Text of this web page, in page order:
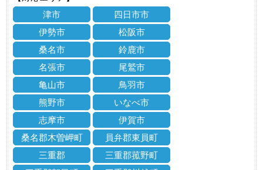
津市
四日市市
伊勢市
松阪市
桑名市
鈴鹿市
名張市
尾鷲市
亀山市
鳥羽市
熊野市
いなべ市
志摩市
伊賀市
桑名郡木曽岬町
員弁郡東員町
三重郡
三重郡菰野町